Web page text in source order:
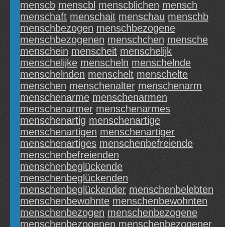
menscb menscbl menscblichen mensch
menschaft menschait menschau menschb
menschbezogen menschbezogene
menschbezogenen menschchen mensche
menschein menscheit menschelijk
menschelijke menscheln menschelnde
menschelnden menschelt menschelte
menschen menschenalter menschenarm
menschenarme menschenarmen
menschenarmer menschenarmes
menschenartig menschenartige
menschenartigen menschenartiger
menschenartiges menschenbefreiende
menschenbefreienden
menschenbeglückende
menschenbeglückenden
menschenbeglückender menschenbelebten
menschenbewohnte menschenbewohnten
menschenbezogen menschenbezogene
menschenbezogenen menschenbezogener